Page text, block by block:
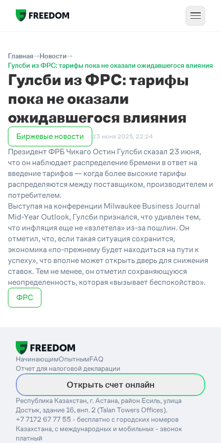
Главная
Новости
Гулсби из ФРС: тарифы пока не оказали ожидавшегося влияния
Гулсби из ФРС: тарифы
пока не оказали
ожидавшегося влияния
Биржевые новости 23 июня 2025, 22:24
Президент ФРБ Чикаго Остин Гулсби сказал 23 июня,
что он наблюдает распределение бремени в ответ на
введение тарифов — когда более высокие тарифы
распределяются между поставщиком, производителем и
потребителем.
Выступая на конференции Milwaukee Business Journal
Mid-Year Outlook, Гулсби признался, что удивлен тем,
что инфляция еще не «взлетела» из-за пошлин. Он
отметил, что, если такая ситуация сохранится,
экономика «по-прежнему будет находиться на пути к
успеху», что вполне может открыть дверь для снижения
ставок. Тем не менее, он отметил сохраняющуюся
неопределенность, которая «вызывает беспокойство».
ФРС
НачинающимОпытнымFAQ
Отчет для налоговой декларации
Открыть счет онлайн
Республика Казахстан, г. Астана, район Есиль, улица
Достык, здание 16, внп. 2 (Talan Towers Offices).
+7 7172 67 77 55 - бесплатно с городских номеров
Казахстана, с международных и мобильных - звонок
платный